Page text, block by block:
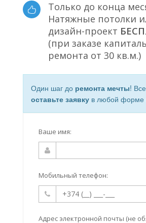
Только до конца
Натяжные потолки
дизайн-проект
(при заказе
ремонта от 30 кв.м.)
Один шаг до ремонта мечты!
оставьте заявку в любой форме
Ваше имя:
Мобильный телефон:
Адрес электронной почты (не